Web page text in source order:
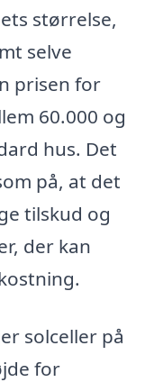
størrelse,
selve
prisen for
60.000 og
hus. Det
på, at det
tilskud og
der kan
solceller på
for